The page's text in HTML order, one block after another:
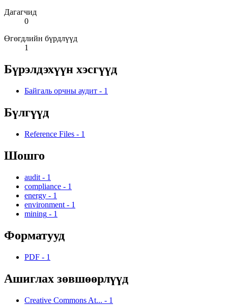
Дагагчид
0
Өгөгдлийн бүрдлүүд
1
Бүрэлдэхүүн хэсгүүд
Байгаль орчны аудит - 1
Бүлгүүд
Reference Files - 1
Шошго
audit - 1
compliance - 1
energy - 1
environment - 1
mining - 1
Форматууд
PDF - 1
Ашиглах зөвшөөрлүүд
Creative Commons At... - 1